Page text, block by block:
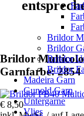
Brildor
Garnfarbe: 2854
€ 8,50
Brildor
Brildor
Brildor
Brildor
Madeira Garn
Gunold Garn
Untergarne
Vlies